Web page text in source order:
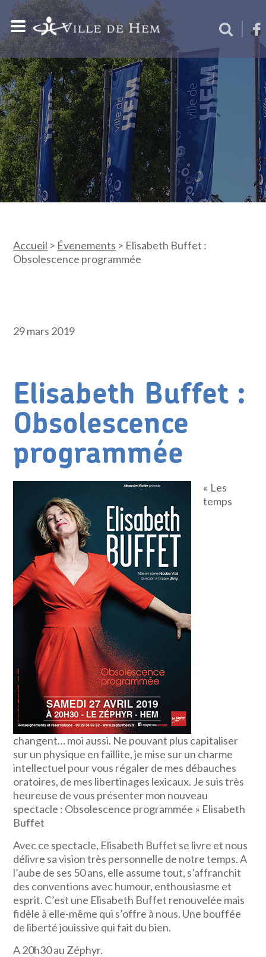
Accueil > Évenements > Elisabeth Buffet :
Obsolescence programmée
29 mars 2019
Elisabeth Buffet :
Obsolescence
programmée
« Les
temps
changent… moi aussi. Ne pouvant plus capitaliser
sur un physique en faillite, je mise sur un charme
intellectuel pour vous régaler de mes débauches
oratoires, de mes libertinages lexicaux. Je suis très
heureuse de vous présenter mon nouveau
spectacle : Obsolescence programmée » Elisabeth
Buffet
Avec ce spectacle, Elisabeth Buffet se livre et nous
délivre sa vision très personnelle de notre temps. A
l’aube de ses 50 ans, elle assume tout, s’affranchit
des conventions avec humour, enthousiasme et
esprit. C’est une Elisabeth Buffet renouvelée mais
fidèle à elle-même qui s’offre à nous. Une bouffée
de liberté jouissive qui fait du bien.
A 20h30 au Zéphyr.